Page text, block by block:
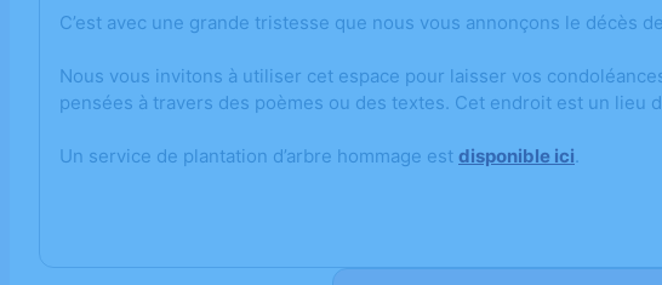
C’est avec une grande tristesse que nous vous annonçons le décès
Nous vous invitons à utiliser cet espace pour laisser vos
pensées à travers des poèmes ou des textes. Cet endroit est un lieu
Un service de plantation d’arbre hommage est disponible ici.